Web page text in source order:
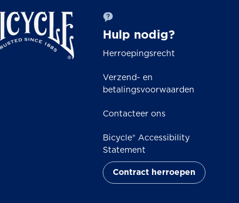
Hulp nodig?
Herroepingsrecht
Verzend- en
betalingsvoorwaarden
Contacteer ons
Bicycle® Accessibility
Statement
Contract herroepen